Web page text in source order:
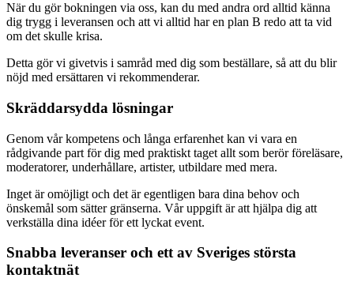
När du gör bokningen via oss, kan du med andra ord alltid känna
dig trygg i leveransen och att vi alltid har en plan B redo att ta vid
om det skulle krisa.
Detta gör vi givetvis i samråd med dig som beställare, så att du blir
nöjd med ersättaren vi rekommenderar.
Skräddarsydda lösningar
Genom vår kompetens och långa erfarenhet kan vi vara en
rådgivande part för dig med praktiskt taget allt som berör föreläsare,
moderatorer, underhållare, artister, utbildare med mera.
Inget är omöjligt och det är egentligen bara dina behov och
önskemål som sätter gränserna. Vår uppgift är att hjälpa dig att
verkställa dina idéer för ett lyckat event.
Snabba leveranser och ett av Sveriges största
kontaktnät